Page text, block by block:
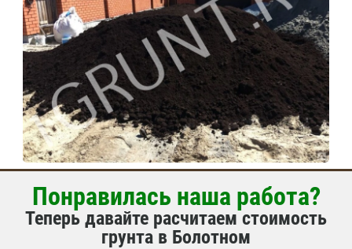
Понравилась наша работа?
Теперь давайте расчитаем стоимость
грунта в Болотном